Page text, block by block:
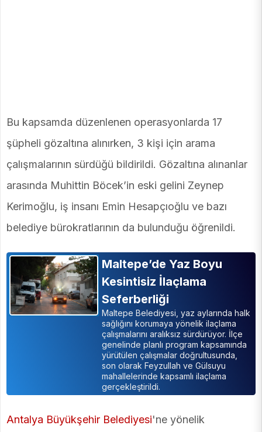
Bu kapsamda düzenlenen operasyonlarda 17
şüpheli gözaltına alınırken, 3 kişi için arama
çalışmalarının sürdüğü bildirildi. Gözaltına alınanlar
arasında Muhittin Böcek’in eski gelini Zeynep
Kerimoğlu, iş insanı Emin Hesapçıoğlu ve bazı
belediye bürokratlarının da bulunduğu öğrenildi.
Maltepe’de Yaz Boyu
Kesintisiz İlaçlama
Seferberliği
Maltepe Belediyesi, yaz aylarında halk
sağlığını korumaya yönelik ilaçlama
çalışmalarını aralıksız sürdürüyor. İlçe
genelinde planlı program kapsamında
yürütülen çalışmalar doğrultusunda,
son olarak Feyzullah ve Gülsuyu
mahallelerinde kapsamlı ilaçlama
gerçekleştirildi.
Antalya Büyükşehir Belediyesi'ne yönelik